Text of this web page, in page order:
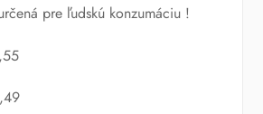
pre ľudskú konzumáciu !